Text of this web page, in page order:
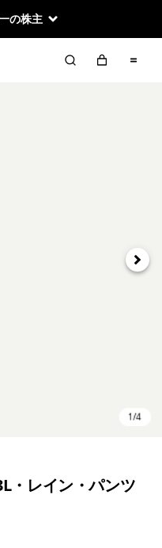
の株主
次へ
・レイン・パンツ